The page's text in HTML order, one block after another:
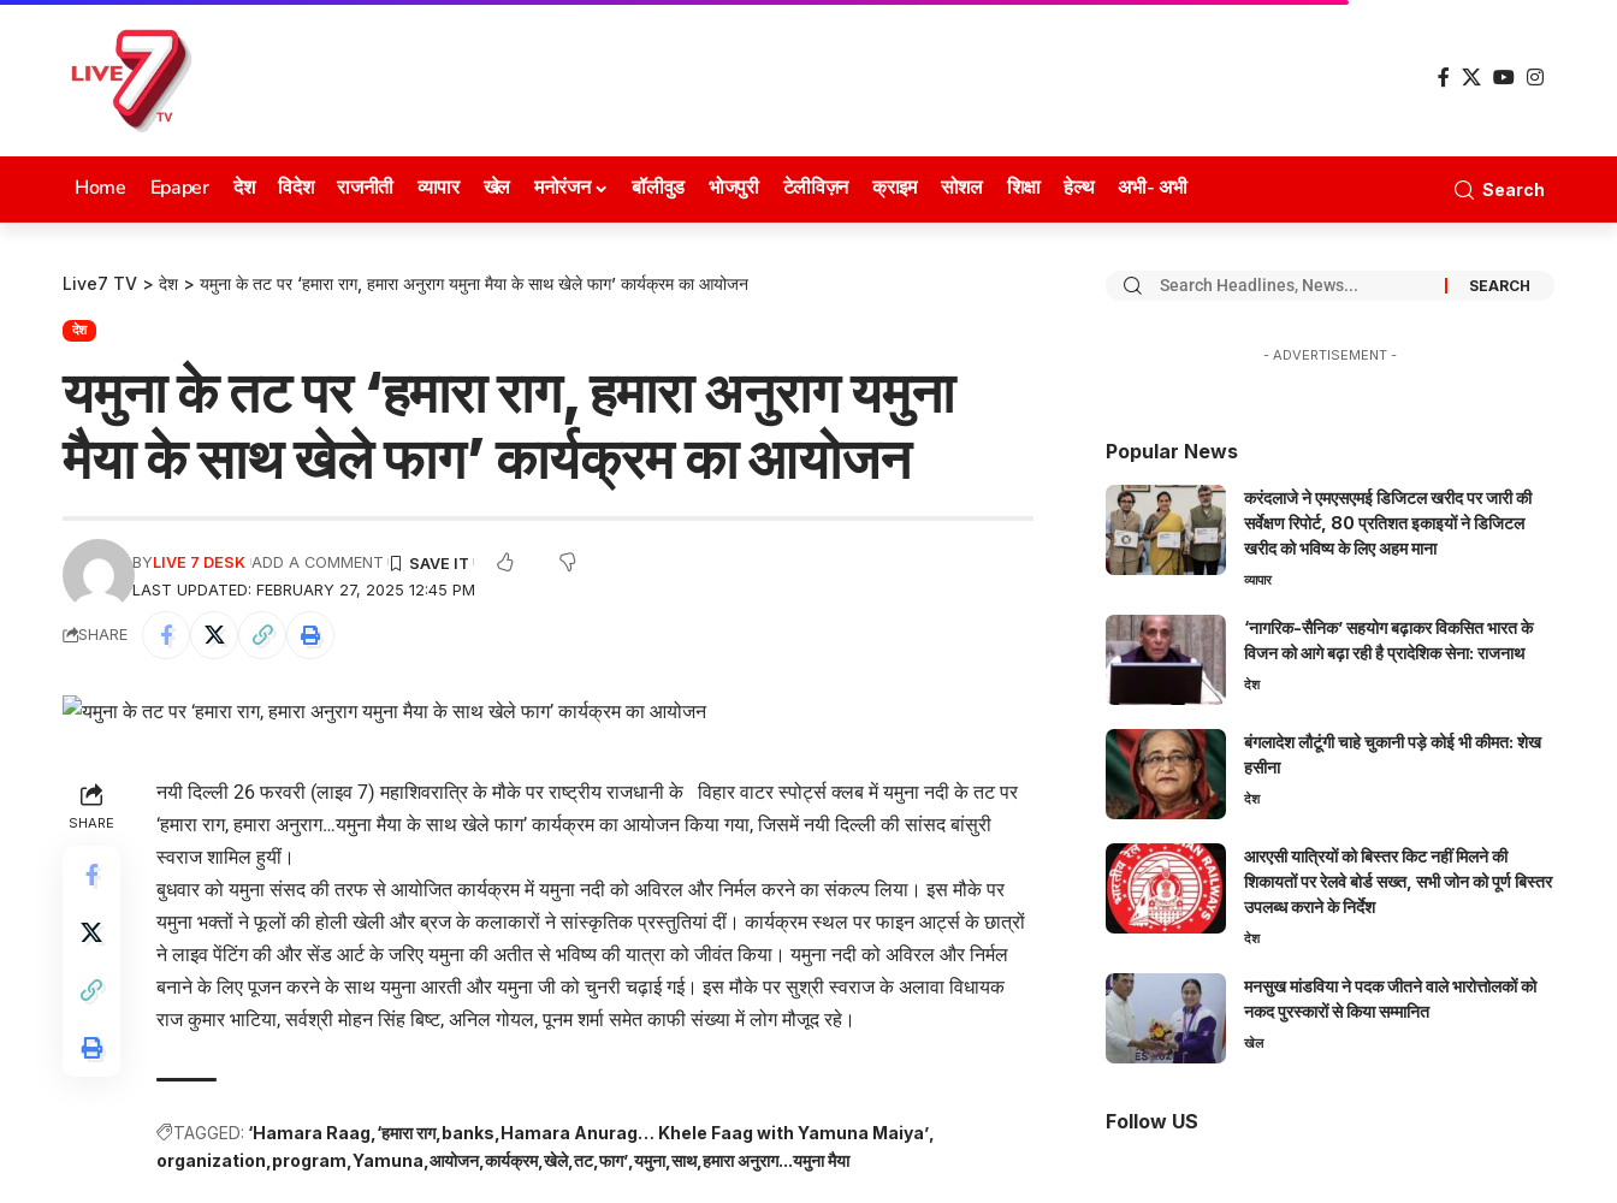
Home Epaper देश विदेश राजनीती व्यापार खेल मनोरंजन बॉलीवुड भोजपुरी टेलीविज़न क्राइम सोशल शिक्षा हेल्थ अभी- अभी Search
Live7 TV > देश > यमुना के तट पर ‘हमारा राग, हमारा अनुराग यमुना मैया के साथ खेले फाग’ कार्यक्रम का आयोजन
देश
यमुना के तट पर ‘हमारा राग, हमारा अनुराग यमुना
मैया के साथ खेले फाग’ कार्यक्रम का आयोजन
LAST UPDATED: FEBRUARY 27, 2025 12:45 PM
BYLIVE 7 DESK ADD A COMMENT
SHARE
SHARE
नयी दिल्ली 26 फरवरी (लाइव 7) महाशिवरात्रि के मौके पर राष्ट्रीय राजधानी के विहार वाटर स्पोर्ट्स क्लब में यमुना नदी के तट पर
‘हमारा राग, हमारा अनुराग…यमुना मैया के साथ खेले फाग’ कार्यक्रम का आयोजन किया गया, जिसमें नयी दिल्ली की सांसद बांसुरी
स्वराज शामिल हुयीं।
बुधवार को यमुना संसद की तरफ से आयोजित कार्यक्रम में यमुना नदी को अविरल और निर्मल करने का संकल्प लिया। इस मौके पर
यमुना भक्तों ने फूलों की होली खेली और ब्रज के कलाकारों ने सांस्कृतिक प्रस्तुतियां दीं। कार्यक्रम स्थल पर फाइन आर्ट्स के छात्रों
ने लाइव पेंटिंग की और सेंड आर्ट के जरिए यमुना की अतीत से भविष्य की यात्रा को जीवंत किया। यमुना नदी को अविरल और निर्मल
बनाने के लिए पूजन करने के साथ यमुना आरती और यमुना जी को चुनरी चढ़ाई गई। इस मौके पर सुश्री स्वराज के अलावा विधायक
राज कुमार भाटिया, सर्वश्री मोहन सिंह बिष्ट, अनिल गोयल, पूनम शर्मा समेत काफी संख्या में लोग मौजूद रहे।
TAGGED: ‘Hamara Raag ‘हमारा राग banks Hamara Anurag… Khele Faag with Yamuna Maiya’
organization program Yamuna आयोजन कार्यक्रम खेले तट फाग’ यमुना साथ हमारा अनुराग...यमुना मैया
- ADVERTISEMENT -
Popular News
करंदलाजे ने एमएसएमई डिजिटल खरीद पर जारी की
सर्वेक्षण रिपोर्ट, 80 प्रतिशत इकाइयों ने डिजिटल
खरीद को भविष्य के लिए अहम माना
व्यापार
‘नागरिक-सैनिक’ सहयोग बढ़ाकर विकसित भारत के
विजन को आगे बढ़ा रही है प्रादेशिक सेना: राजनाथ
देश
बंगलादेश लौटूंगी चाहे चुकानी पड़े कोई भी कीमत: शेख
हसीना
देश
आरएसी यात्रियों को बिस्तर किट नहीं मिलने की
शिकायतों पर रेलवे बोर्ड सख्त, सभी जोन को पूर्ण बिस्तर
उपलब्ध कराने के निर्देश
देश
मनसुख मांडविया ने पदक जीतने वाले भारोत्तोलकों को
नकद पुरस्कारों से किया सम्मानित
खेल
Follow US